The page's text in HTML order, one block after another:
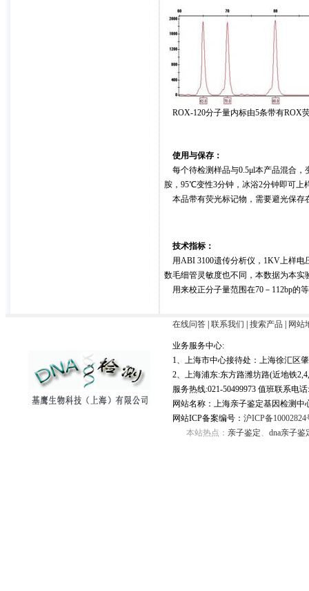
ROX-120分子量内标由5条带有ROX
使用与保存：
每个待检测样品与0.5μl本产品混合，
胺，95℃变性3分钟，冰浴2分钟即可上
本品带有荧光标记物，需要避光保存
技术指标：
用ABI 3100遗传分析仪，1KV上样电
数毛细管灵敏度也不同，本数据为本
用来校正分子量范围在70－112bp的
在线问答 联系我们 搜索产品 网站
业务服务中心:
1、上海市中心接待处：上海徐汇区
2、上海浦东:东方路潍坊路(近地铁
服务热线:021-50499973 值班联系电
网站名称：上海亲子鉴定基因检测
网站ICP备案编号： 沪ICP备10002824
本站热点： 亲子鉴定、 dna亲子鉴